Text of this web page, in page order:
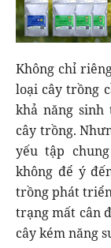
Không chỉ
loại cây trồng
khả năng
cây trồng.
yếu tập
không để ý
trồng phát
trạng mất cân
cây kém năng